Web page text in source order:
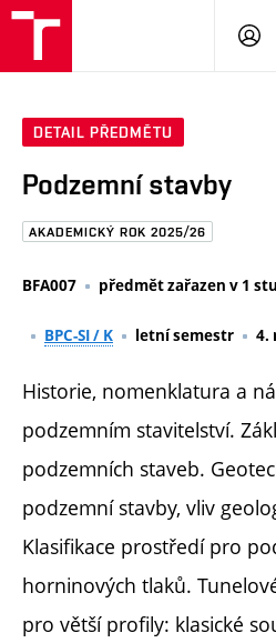
Brno
DETAIL PŘEDMĚTU
Podzemní stavby
AKADEMICKÝ ROK 2025/26
BFA007 předmět zařazen v 1
BPC-SI / K letní semestr 4.
Historie, nomenklatura a
podzemním stavitelství.
podzemních staveb.
podzemní stavby, vliv
Klasifikace prostředí pro
horninových tlaků.
pro větší profily: klasické